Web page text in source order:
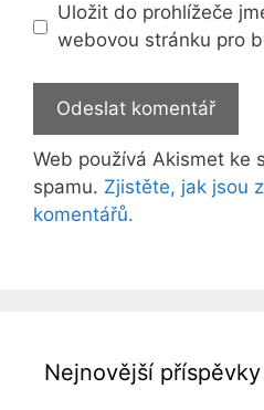
Uložit do prohlížeče
webovou stránku pro
Web používá Akismet ke
spamu. Zjistěte, jak jsou
komentářů.
Nejnovější příspěvky